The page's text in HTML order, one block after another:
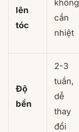
lên
tóc
không
cần
nhiệt
Độ
bền
2-3
tuần,
dễ
thay
đổi